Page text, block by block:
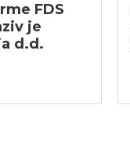
FDS
je
d.d.